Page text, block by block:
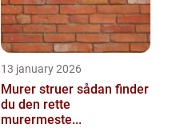
13 january 2026
Murer struer sådan finder
du den rette
murermeste...